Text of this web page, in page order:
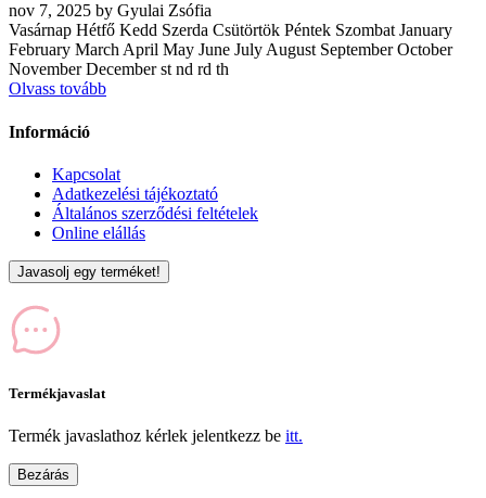
nov 7, 2025 by Gyulai Zsófia
Vasárnap Hétfő Kedd Szerda Csütörtök Péntek Szombat January
February March April May June July August September October
November December st nd rd th
Olvass tovább
Információ
Kapcsolat
Adatkezelési tájékoztató
Általános szerződési feltételek
Online elállás
Javasolj egy terméket!
Termékjavaslat
Termék javaslathoz kérlek jelentkezz be itt.
Bezárás